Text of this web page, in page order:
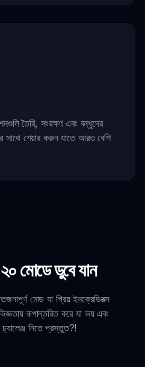
তৈরি, সংরক্ষণ এবং বন্ধুদের
সাথে শেয়ার করুন যাতে আরও বেশি
মোডে ডুবে যান
মোড যা প্রিয় ইনক্রেডিবক্স
রূপান্তরিত করে যা ভয় এবং
নিতে প্রস্তুত?!